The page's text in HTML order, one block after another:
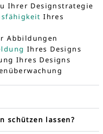
Ihrer Designstrategie
Ihres
Abbildungen
Ihres Designs
Ihres Designs
schützen lassen?